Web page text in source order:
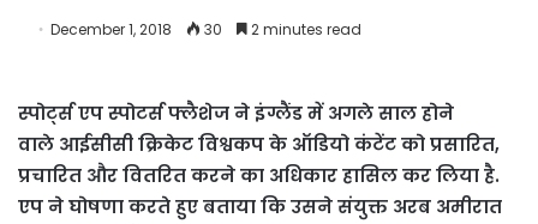
December 1, 2018 30 2 minutes read
स्पोर्ट्स एप स्पोटर्स फ्लैशेज ने इंग्लैंड में अगले साल होने
वाले आईसीसी क्रिकेट विश्वकप के ऑडियो कंटेंट को प्रसारित,
प्रचारित और वितरित करने का अधिकार हासिल कर लिया है.
एप ने घोषणा करते हुए बताया कि उसने संयुक्त अरब अमीरात